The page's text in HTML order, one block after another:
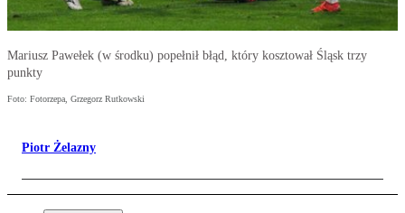
Mariusz Pawełek (w środku) popełnił błąd, który kosztował Śląsk trzy
punkty
Foto: Fotorzepa, Grzegorz Rutkowski
Piotr Żelazny